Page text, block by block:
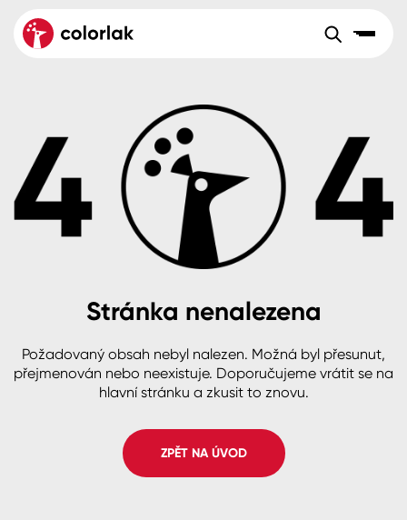
Velkoobchod Sortiment
Aktuality
Reference
O společnosti
B2B +420 800 145 555Po – Pá: 8:00–15:00
Česko
Slovensko Polsko Worldwide
Dřevo
Beton, asfalt, minerální podklady
Plast, sklo, keramika
Stěny
Fasády
Spreje
Colorlak Dekor
Colorlak Profi
Colorlak Pta
Stránka nenalezena
Požadovaný obsah nebyl nalezen. Možná byl přesunut,
přejmenován nebo neexistuje. Doporučujeme vrátit se na
hlavní stránku a zkusit to znovu.
ZPĚT NA ÚVOD